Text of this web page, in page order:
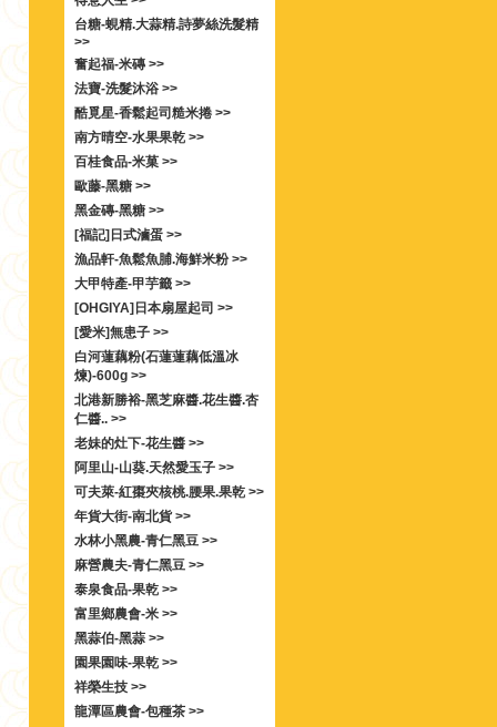
台糖-蜆精.大蒜精.詩夢絲洗髮精
>>
奮起福-米磚 >>
法寶-洗髮沐浴 >>
酷覓星-香鬆起司糙米捲 >>
南方晴空-水果果乾 >>
百桂食品-米菓 >>
歐藤-黑糖 >>
黑金磚-黑糖 >>
[福記]日式滷蛋 >>
漁品軒-魚鬆魚脯.海鮮米粉 >>
大甲特產-甲芋籤 >>
[OHGIYA]日本扇屋起司 >>
[愛米]無患子 >>
白河蓮藕粉(石蓮蓮藕低溫冰
煉)-600g >>
北港新勝裕-黑芝麻醬.花生醬.杏
仁醬.. >>
老妹的灶下-花生醬 >>
阿里山-山葵.天然愛玉子 >>
可夫萊-紅棗夾核桃.腰果.果乾 >>
年貨大街-南北貨 >>
水林小黑農-青仁黑豆 >>
麻營農夫-青仁黑豆 >>
泰泉食品-果乾 >>
富里鄉農會-米 >>
黑蒜伯-黑蒜 >>
園果園味-果乾 >>
祥榮生技 >>
龍潭區農會-包種茶 >>